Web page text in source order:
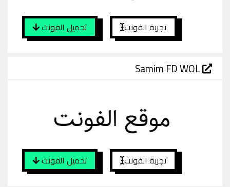
تحميل الفونت تجربة الفونت
Samim FD WOL
تحميل الفونت تجربة الفونت